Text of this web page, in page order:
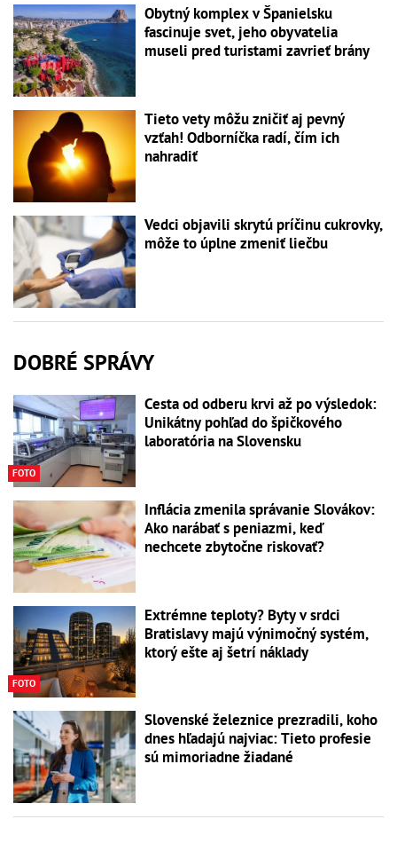
Obytný komplex v Španielsku
fascinuje svet, jeho obyvatelia
museli pred turistami zavrieť brány
Tieto vety môžu zničiť aj pevný
vzťah! Odborníčka radí, čím ich
nahradiť
Vedci objavili skrytú príčinu cukrovky,
môže to úplne zmeniť liečbu
DOBRÉ SPRÁVY
FOTO
Cesta od odberu krvi až po výsledok:
Unikátny pohľad do špičkového
laboratória na Slovensku
Inflácia zmenila správanie Slovákov:
Ako narábať s peniazmi, keď
nechcete zbytočne riskovať?
FOTO
Extrémne teploty? Byty v srdci
Bratislavy majú výnimočný systém,
ktorý ešte aj šetrí náklady
Slovenské železnice prezradili, koho
dnes hľadajú najviac: Tieto profesie
sú mimoriadne žiadané